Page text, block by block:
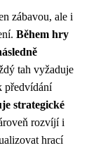
zábavou, ale i
Během hry
tah vyžaduje
předvídání
strategické
rozvíjí i
hrací